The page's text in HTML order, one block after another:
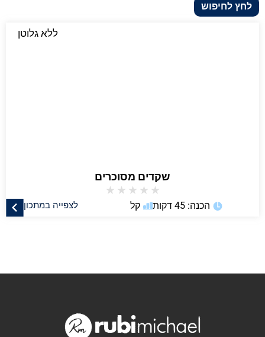
לחץ לחיפוש
ללא גלוטן
שקדים מסוכרים
★
★
★
★
★
לצפייה במתכון הכנה: 45 דקות קל